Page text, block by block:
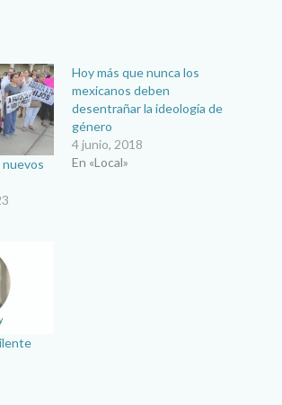
Hoy más que nunca los
mexicanos deben
desentrañar la ideología de
género
4 junio, 2018
En «Local»